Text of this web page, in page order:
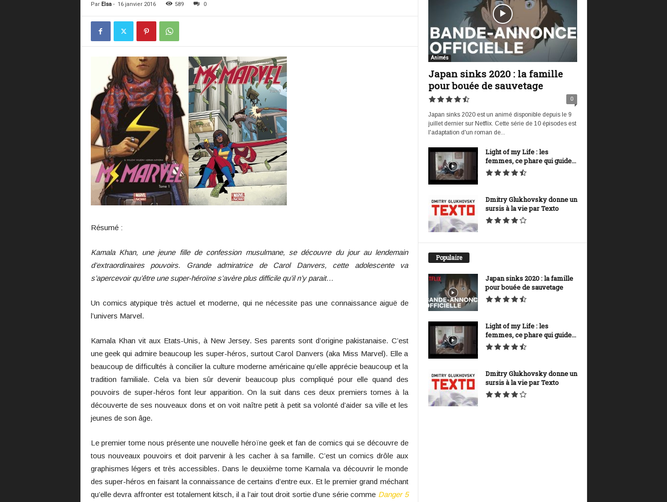
Par Elsa- 16 janvier 2016 589 0
Résumé :
Kamala Khan, une jeune fille de confession musulmane, se découvre du jour au lendemain
d’extraordinaires pouvoirs. Grande admiratrice de Carol Danvers, cette adolescente va
s’apercevoir qu’être une super-héroïne s’avère plus difficile qu’il n’y parait…
Un comics atypique très actuel et moderne, qui ne nécessite pas une connaissance aiguë de
l’univers Marvel.
Kamala Khan vit aux Etats-Unis, à New Jersey. Ses parents sont d’origine pakistanaise. C’est
une geek qui admire beaucoup les super-héros, surtout Carol Danvers (aka Miss Marvel). Elle a
beaucoup de difficultés à concilier la culture moderne américaine qu’elle apprécie beaucoup et la
tradition familiale. Cela va bien sûr devenir beaucoup plus compliqué pour elle quand des
pouvoirs de super-héros font leur apparition. On la suit dans ces deux premiers tomes à la
découverte de ses nouveaux dons et on voit naître petit à petit sa volonté d’aider sa ville et les
jeunes de son âge.
Le premier tome nous présente une nouvelle héroïne geek et fan de comics qui se découvre de
tous nouveaux pouvoirs et doit parvenir à les cacher à sa famille. C’est un comics drôle aux
graphismes légers et très accessibles. Dans le deuxième tome Kamala va découvrir le monde
des super-héros en faisant la connaissance de certains d’entre eux. Et le premier grand méchant
qu’elle devra affronter est totalement kitsch, il a l’air tout droit sortie d’une série comme Danger 5
Animés
Japan sinks 2020 : la famille
pour bouée de sauvetage
0
Japan sinks 2020 est un animé disponible depuis le 9
juillet dernier sur Netflix. Cette série de 10 épisodes est
l'adaptation d'un roman de...
Light of my Life : les
femmes, ce phare qui guide...
Dmitry Glukhovsky donne un
sursis à la vie par Texto
Populaire
Japan sinks 2020 : la famille
pour bouée de sauvetage
Light of my Life : les
femmes, ce phare qui guide...
Dmitry Glukhovsky donne un
sursis à la vie par Texto